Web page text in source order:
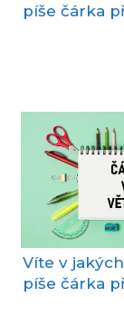
píše čárka
Víte v
píše čárka